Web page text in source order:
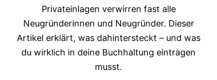
Privateinlagen verwirren fast alle
Neugründerinnen und Neugründer. Dieser
Artikel erklärt, was dahintersteckt – und was
du wirklich in deine Buchhaltung eintragen
musst.